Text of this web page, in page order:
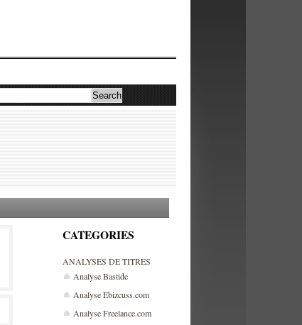
CATEGORIES
ANALYSES DE TITRES
Analyse Bastide
Analyse Ebizcuss.com
Analyse Freelance.com